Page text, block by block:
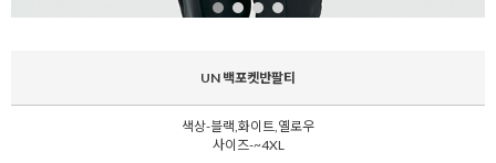
UN 백포켓반팔티
색상-블랙,화이트,옐로우
사이즈-~4XL